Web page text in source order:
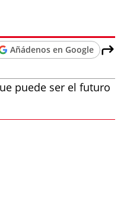
Añádenos en Google
puede ser el futuro